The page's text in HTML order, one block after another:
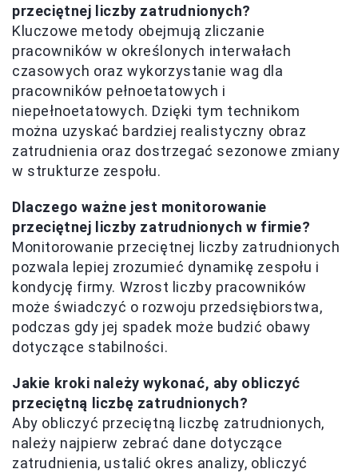
przeciętnej liczby zatrudnionych?
Kluczowe metody obejmują zliczanie
pracowników w określonych interwałach
czasowych oraz wykorzystanie wag dla
pracowników pełnoetatowych i
niepełnoetatowych. Dzięki tym technikom
można uzyskać bardziej realistyczny obraz
zatrudnienia oraz dostrzegać sezonowe zmiany
w strukturze zespołu.
Dlaczego ważne jest monitorowanie
przeciętnej liczby zatrudnionych w firmie?
Monitorowanie przeciętnej liczby zatrudnionych
pozwala lepiej zrozumieć dynamikę zespołu i
kondycję firmy. Wzrost liczby pracowników
może świadczyć o rozwoju przedsiębiorstwa,
podczas gdy jej spadek może budzić obawy
dotyczące stabilności.
Jakie kroki należy wykonać, aby obliczyć
przeciętną liczbę zatrudnionych?
Aby obliczyć przeciętną liczbę zatrudnionych,
należy najpierw zebrać dane dotyczące
zatrudnienia, ustalić okres analizy, obliczyć